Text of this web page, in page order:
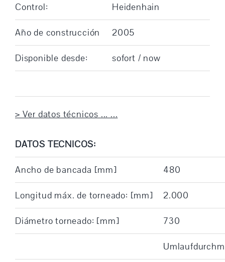
Control: Heidenhain
Año de construcción 2005
Disponible desde: sofort / now
> Ver datos técnicos ... ...
DATOS TECNICOS:
Ancho de bancada [mm] 480
Longitud máx. de torneado: [mm] 2.000
Diámetro torneado: [mm] 730